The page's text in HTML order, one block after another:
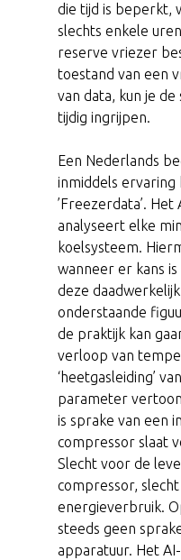
die tijd is beperkt,
slechts enkele
reserve vriezer
toestand van een
van data, kun je
tijdig ingrijpen.
Een Nederlands
inmiddels ervaring
’Freezerdata’.
analyseert elke
koelsysteem.
wanneer er kans
deze
onderstaande
de praktijk kan
verloop van
‘heetgasleiding’
parameter
is sprake van een
compressor slaat
Slecht voor de
compressor,
energieverbruik.
steeds geen
apparatuur. Het